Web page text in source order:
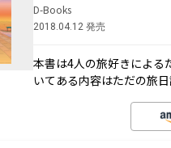
D-Books
2018.04.12 発売
本書は4人の旅好きによる
いてある内容はただの旅日